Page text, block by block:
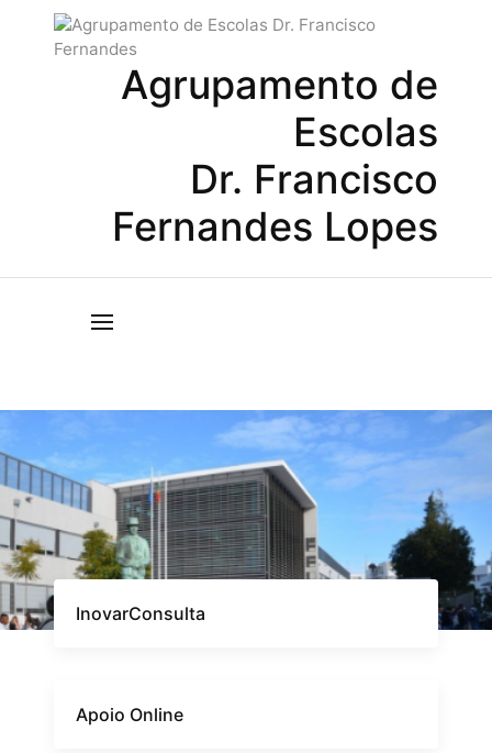
Agrupamento de
Escolas
Dr. Francisco
Fernandes Lopes
InovarConsulta
Apoio Online